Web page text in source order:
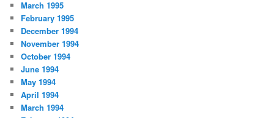
March 1995
February 1995
December 1994
November 1994
October 1994
June 1994
May 1994
April 1994
March 1994